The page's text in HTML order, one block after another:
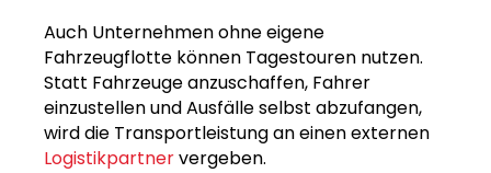
Auch Unternehmen ohne eigene
Fahrzeugflotte können Tagestouren nutzen.
Statt Fahrzeuge anzuschaffen, Fahrer
einzustellen und Ausfälle selbst abzufangen,
wird die Transportleistung an einen externen
Logistikpartnervergeben.